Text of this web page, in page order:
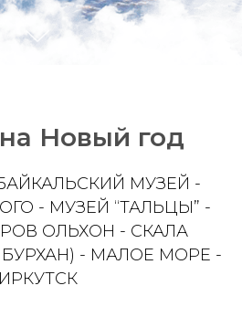
Новый год
МУЗЕЙ -
- МУЗЕЙ “ТАЛЬЦЫ” -
ОЛЬХОН - СКАЛА
- МАЛОЕ МОРЕ -
ИРКУТСК